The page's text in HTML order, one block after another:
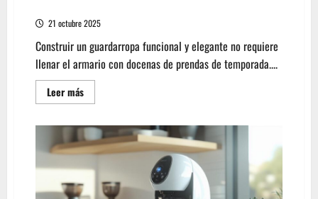
21 octubre 2025
Construir un guardarropa funcional y elegante no requiere
llenar el armario con docenas de prendas de temporada....
Leer másLeer
más
los
productos
esenciales
para
el
guardarropa
femenino